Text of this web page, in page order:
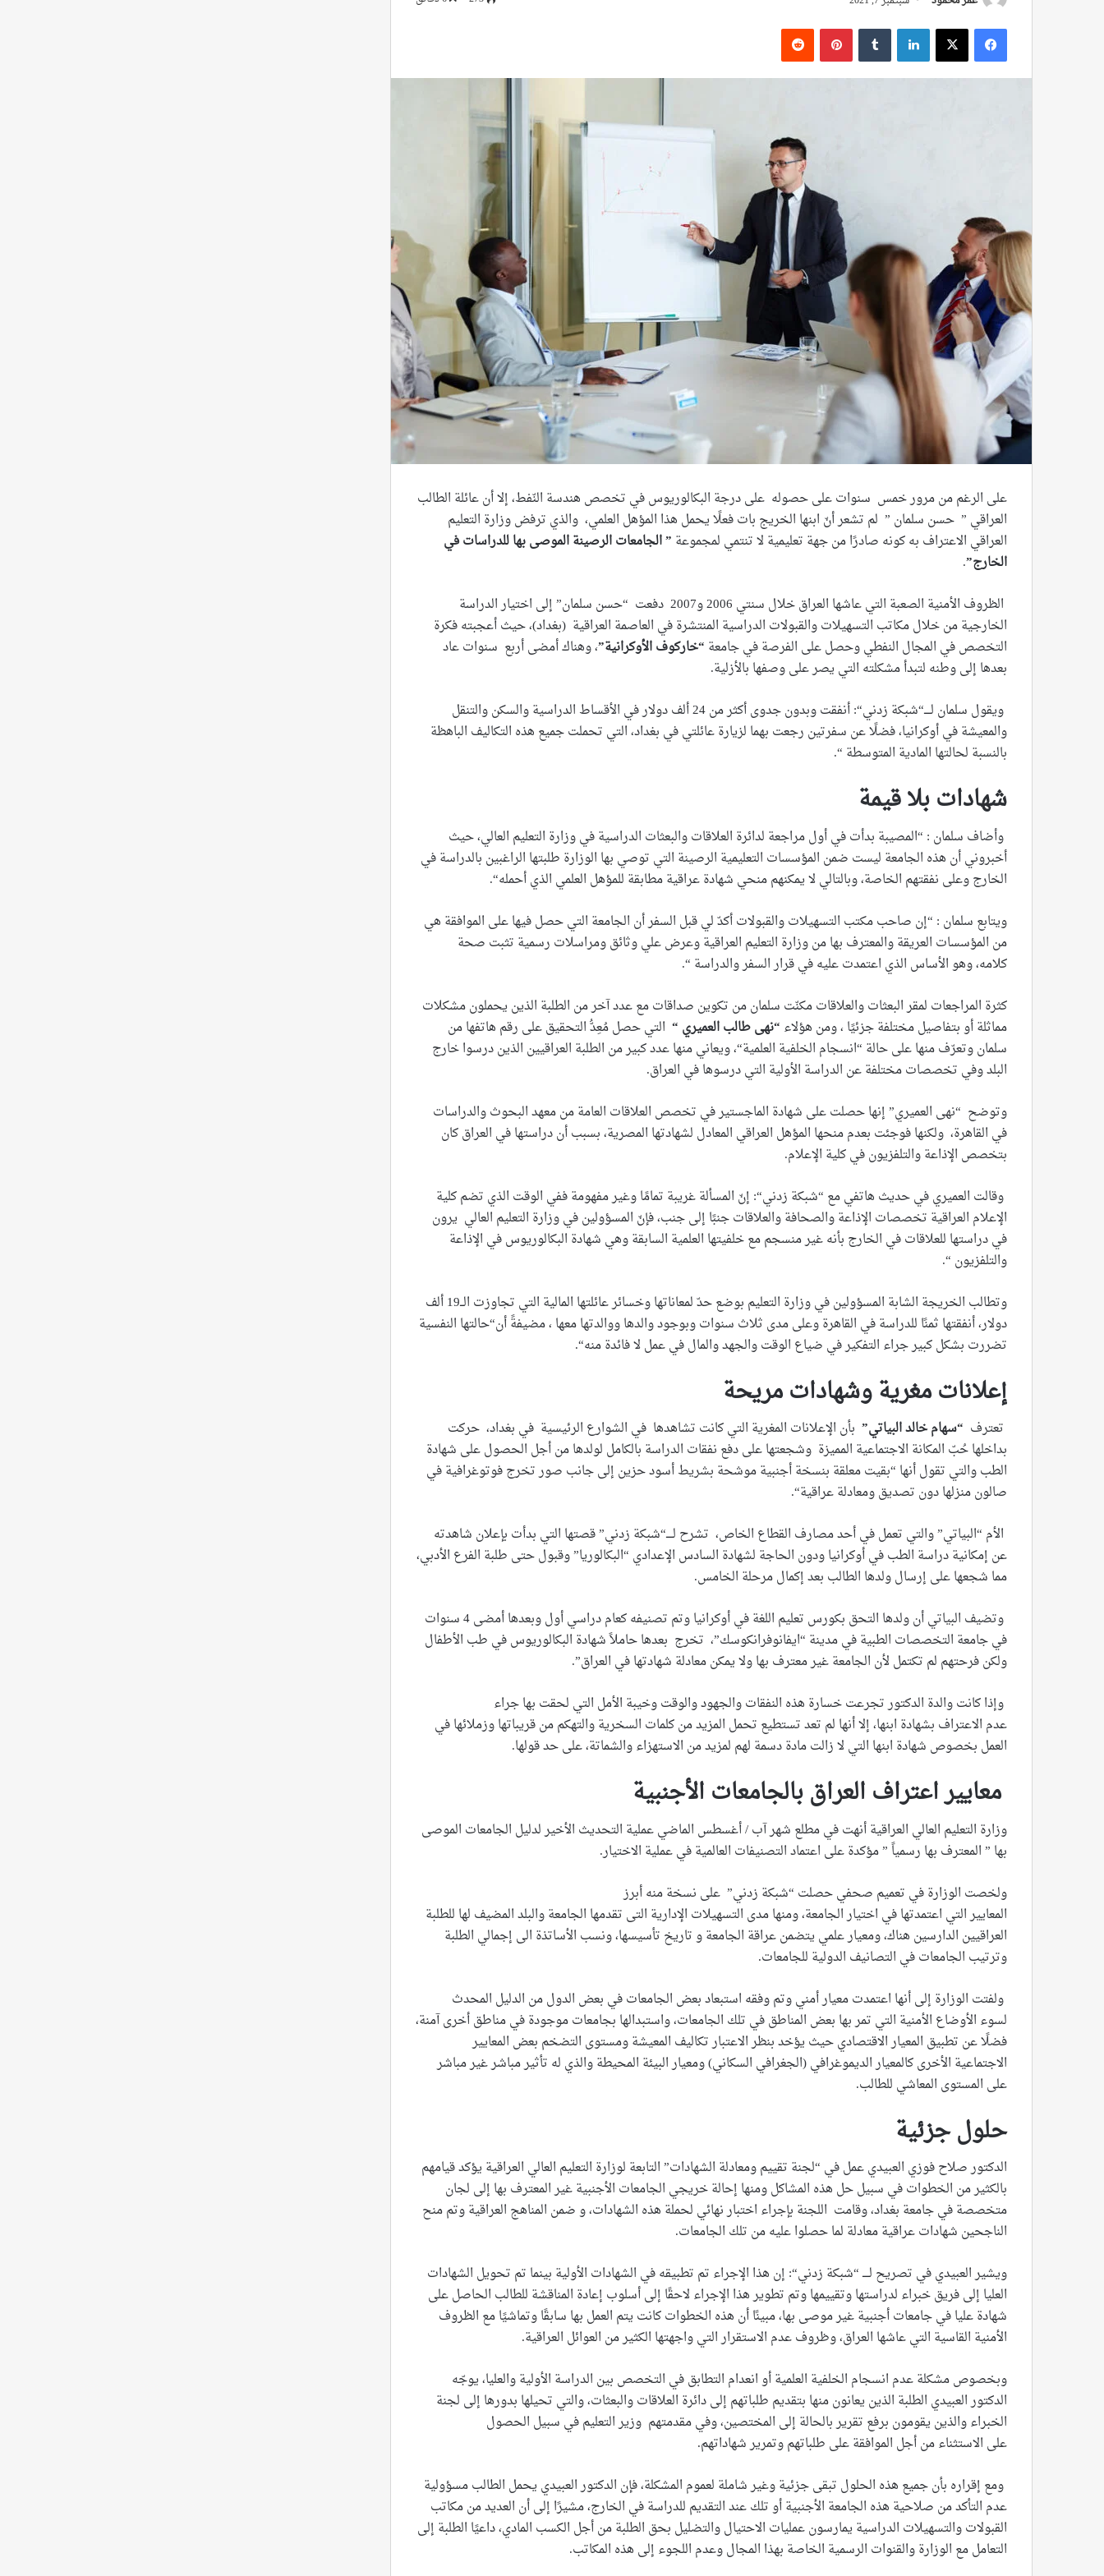
فيسبوك ‫X لينكدإن بينتيريست
على الرغم من مرور خمس سنوات على حصوله على درجة البكالوريوس في تخصص هندسة النّفط، إلا أن عائلة الطالب
العراقي ” حسن سلمان ” لم تشعر أنّ ابنها الخريج بات فعلًا يحمل هذا المؤهل العلمي، والذي ترفض وزارة التعليم
العراقي الاعتراف به كونه صادرًا من جهة تعليمية لا تنتمي لمجموعة ” الجامعات الرصينة الموصى بها للدراسات في
الخارج”.
الظروف الأمنية الصعبة التي عاشها العراق خلال سنتي 2006 و2007 دفعت “حسن سلمان” إلى اختيار الدراسة
الخارجية من خلال مكاتب التسهيلات والقبولات الدراسية المنتشرة في العاصمة العراقية (بغداد)، حيث أعجبته فكرة
التخصص في المجال النفطي وحصل على الفرصة في جامعة “خاركوف الأوكرانية”، وهناك أمضى أربع سنوات عاد
بعدها إلى وطنه لتبدأ مشكلته التي يصر على وصفها بالأزلية.
ويقول سلمان لــــ“شبكة زدني“: أنفقت وبدون جدوى أكثر من 24 ألف دولار في الأقساط الدراسية والسكن والتنقل
والمعيشة في أوكرانيا، فضلًا عن سفرتين رجعت بهما لزيارة عائلتي في بغداد، التي تحملت جميع هذه التكاليف الباهظة
بالنسبة لحالتها المادية المتوسطة “.
شهادات بلا قيمة
وأضاف سلمان : “المصيبة بدأت في أول مراجعة لدائرة العلاقات والبعثات الدراسية في وزارة التعليم العالي، حيث
أخبروني أن هذه الجامعة ليست ضمن المؤسسات التعليمية الرصينة التي توصي بها الوزارة طلبتها الراغبين بالدراسة في
الخارج وعلى نفقتهم الخاصة، وبالتالي لا يمكنهم منحي شهادة عراقية مطابقة للمؤهل العلمي الذي أحمله“.
ويتابع سلمان : “إن صاحب مكتب التسهيلات والقبولات أكدّ لي قبل السفر أن الجامعة التي حصل فيها على الموافقة هي
من المؤسسات العريقة والمعترف بها من وزارة التعليم العراقية وعرض علي وثائق ومراسلات رسمية تثبت صحة
كلامه، وهو الأساس الذي اعتمدت عليه في قرار السفر والدراسة “.
كثرة المراجعات لمقر البعثات والعلاقات مكنّت سلمان من تكوين صداقات مع عدد آخر من الطلبة الذين يحملون مشكلات
مماثلة أو بتفاصيل مختلفة جزئيًا ، ومن هؤلاء “نهى طالب العميري “ التي حصل مُعِدُّ التحقيق على رقم هاتفها من
سلمان وتعرّف منها على حالة “انسجام الخلفية العلمية“، ويعاني منها عدد كبير من الطلبة العراقيين الذين درسوا خارج
البلد وفي تخصصات مختلفة عن الدراسة الأولية التي درسوها في العراق.
وتوضح “نهى العميري” إنها حصلت على شهادة الماجستير في تخصص العلاقات العامة من معهد البحوث والدراسات
في القاهرة، ولكنها فوجئت بعدم منحها المؤهل العراقي المعادل لشهادتها المصرية، بسبب أن دراستها في العراق كان
بتخصص الإذاعة والتلفزيون في كلية الإعلام.
وقالت العميري في حديث هاتفي مع “شبكة زدني“: إنّ المسألة غريبة تمامًا وغير مفهومة ففي الوقت الذي تضم كلية
الإعلام العراقية تخصصات الإذاعة والصحافة والعلاقات جنبًا إلى جنب، فإنّ المسؤولين في وزارة التعليم العالي يرون
في دراستها للعلاقات في الخارج بأنه غير منسجم مع خلفيتها العلمية السابقة وهي شهادة البكالوريوس في الإذاعة
والتلفزيون “.
وتطالب الخريجة الشابة المسؤولين في وزارة التعليم بوضع حدّ لمعاناتها وخسائر عائلتها المالية التي تجاوزت الــ19 ألف
دولار، أنفقتها ثمنًا للدراسة في القاهرة وعلى مدى ثلاث سنوات وبوجود والدها ووالدتها معها ، مضيفةً أن“حالتها النفسية
تضررت بشكل كبير جراء التفكير في ضياع الوقت والجهد والمال في عمل لا فائدة منه“.
إعلانات مغرية وشهادات مريحة
تعترف “سهام خالد البياتي” بأن الإعلانات المغرية التي كانت تشاهدها في الشوارع الرئيسية في بغداد، حركت
بداخلها حُبّ المكانة الاجتماعية المميزة وشجعتها على دفع نفقات الدراسة بالكامل لولدها من أجل الحصول على شهادة
الطب والتي تقول أنها “بقيت معلقة بنسخة أجنبية موشحة بشريط أسود حزين إلى جانب صور تخرج فوتوغرافية في
صالون منزلها دون تصديق ومعادلة عراقية“.
الأم “البياتي” والتي تعمل في أحد مصارف القطاع الخاص، تشرح لــــ“شبكة زدني” قصتها التي بدأت بإعلان شاهدته
عن إمكانية دراسة الطب في أوكرانيا ودون الحاجة لشهادة السادس الإعدادي “البكالوريا” وقبول حتى طلبة الفرع الأدبي،
مما شجعها على إرسال ولدها الطالب بعد إكمال مرحلة الخامس.
وتضيف البياتي أن ولدها التحق بكورس تعليم اللغة في أوكرانيا وتم تصنيفه كعام دراسي أول وبعدها أمضى 4 سنوات
في جامعة التخصصات الطبية في مدينة “ايفانوفرانكوسك”، تخرج بعدها حاملاً شهادة البكالوريوس في طب الأطفال
ولكن فرحتهم لم تكتمل لأن الجامعة غير معترف بها ولا يمكن معادلة شهادتها في العراق”.
وإذا كانت والدة الدكتور تجرعت خسارة هذه النفقات والجهود والوقت وخيبة الأمل التي لحقت بها جراء
عدم الاعتراف بشهادة ابنها، إلا أنها لم تعد تستطيع تحمل المزيد من كلمات السخرية والتهكم من قريباتها وزملائها في
العمل بخصوص شهادة ابنها التي لا زالت مادة دسمة لهم لمزيد من الاستهزاء والشماتة، على حد قولها.
معايير اعتراف العراق بالجامعات الأجنبية
وزارة التعليم العالي العراقية أنهت في مطلع شهر آب / أغسطس الماضي عملية التحديث الأخير لدليل الجامعات الموصى
بها ” المعترف بها رسمياً ” مؤكدة على اعتماد التصنيفات العالمية في عملية الاختيار.
ولخصت الوزارة في تعميم صحفي حصلت “شبكة زدني” على نسخة منه أبرز
المعايير التي اعتمدتها في اختيار الجامعة، ومنها مدى التسهيلات الإدارية التى تقدمها الجامعة والبلد المضيف لها للطلبة
العراقيين الدارسين هناك، ومعيار علمي يتضمن عراقة الجامعة و تاريخ تأسيسها، ونسب الأساتذة الى إجمالي الطلبة
وترتيب الجامعات في التصانيف الدولية للجامعات.
ولفتت الوزارة إلى أنها اعتمدت معيار أمني وتم وفقه استبعاد بعض الجامعات في بعض الدول من الدليل المحدث
لسوء الأوضاع الأمنية التي تمر بها بعض المناطق في تلك الجامعات، واستبدالها بجامعات موجودة في مناطق أخرى آمنة،
فضلًا عن تطبيق المعيار الاقتصادي حيث يؤخد بنظر الاعتبار تكاليف المعيشة ومستوى التضخم بعض المعايير
الاجتماعية الأخرى كالمعيار الديموغرافي (الجغرافي السكاني) ومعيار البيئة المحيطة والذي له تأثير مباشر غير مباشر
على المستوى المعاشي للطالب.
حلول جزئية
الدكتور صلاح فوزي العبيدي عمل في “لجنة تقييم ومعادلة الشهادات” التابعة لوزارة التعليم العالي العراقية يؤكد قيامهم
بالكثير من الخطوات في سبيل حل هذه المشاكل ومنها إحالة خريجي الجامعات الأجنبية غير المعترف بها إلى لجان
متخصصة في جامعة بغداد، وقامت اللجنة بإجراء اختبار نهائي لحملة هذه الشهادات، و ضمن المناهج العراقية وتم منح
الناجحين شهادات عراقية معادلة لما حصلوا عليه من تلك الجامعات.
ويشير العبيدي في تصريح لــــ “شبكة زدني“: إن هذا الإجراء تم تطبيقه في الشهادات الأولية بينما تم تحويل الشهادات
العليا إلى فريق خبراء لدراستها وتقييمها وتم تطوير هذا الإجراء لاحقًا إلى أسلوب إعادة المناقشة للطالب الحاصل على
شهادة عليا في جامعات أجنبية غير موصى بها، مبينًا أن هذه الخطوات كانت يتم العمل بها سابقًا وتماشيًا مع الظروف
الأمنية القاسية التي عاشها العراق، وظروف عدم الاستقرار التي واجهتها الكثير من العوائل العراقية.
وبخصوص مشكلة عدم انسجام الخلفية العلمية أو انعدام التطابق في التخصص بين الدراسة الأولية والعليا، يوجّه
الدكتور العبيدي الطلبة الذين يعانون منها بتقديم طلباتهم إلى دائرة العلاقات والبعثات، والتي تحيلها بدورها إلى لجنة
الخبراء والذين يقومون برفع تقرير بالحالة إلى المختصين، وفي مقدمتهم وزير التعليم في سبيل الحصول
على الاستثناء من أجل الموافقة على طلباتهم وتمرير شهاداتهم.
ومع إقراره بأن جميع هذه الحلول تبقى جزئية وغير شاملة لعموم المشكلة، فإن الدكتور العبيدي يحمل الطالب مسؤولية
عدم التأكد من صلاحية هذه الجامعة الأجنبية أو تلك عند التقديم للدراسة في الخارج، مشيرًا إلى أن العديد من مكاتب
القبولات والتسهيلات الدراسية يمارسون عمليات الاحتيال والتضليل بحق الطلبة من أجل الكسب المادي، داعيًا الطلبة إلى
التعامل مع الوزارة والقنوات الرسمية الخاصة بهذا المجال وعدم اللجوء إلى هذه المكاتب.